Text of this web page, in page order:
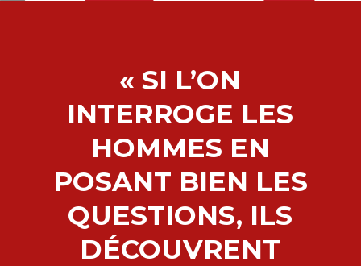
« SI L’ON
INTERROGE LES
HOMMES EN
POSANT BIEN LES
QUESTIONS, ILS
DÉCOUVRENT